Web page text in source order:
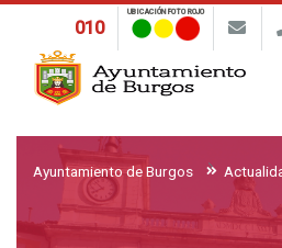
010
UBICACIÓN FOTO ROJO
Ayuntamiento de Burgos